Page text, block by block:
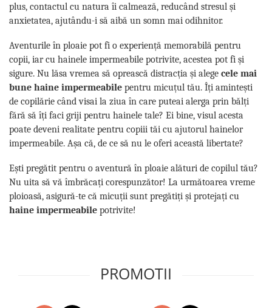
plus, contactul cu natura îi calmează, reducând stresul și
anxietatea, ajutându-i să aibă un somn mai odihnitor.
Aventurile în ploaie pot fi o experiență memorabilă pentru
copii, iar cu hainele impermeabile potrivite, acestea pot fi și
sigure. Nu lăsa vremea să oprească distracția și alege cele mai
bune haine impermeabile pentru micuțul tău. Îți amintești
de copilărie când visai la ziua în care puteai alerga prin bălți
fără să îți faci griji pentru hainele tale? Ei bine, visul acesta
poate deveni realitate pentru copiii tăi cu ajutorul hainelor
impermeabile. Așa că, de ce să nu le oferi această libertate?
Ești pregătit pentru o aventură în ploaie alături de copilul tău?
Nu uita să vă îmbrăcați corespunzător! La următoarea vreme
ploioasă, asigură-te că micuții sunt pregătiți și protejați cu
haine impermeabile potrivite!
PROMOTII